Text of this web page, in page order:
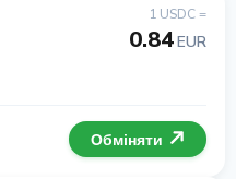
1 USDC =
0.84EUR
Обміняти